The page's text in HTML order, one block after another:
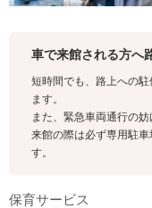
車で来館される方へ
短時間でも、路上への
ます。
また、緊急車両通行の
来館の際は必ず専用駐
す。
保育サービス